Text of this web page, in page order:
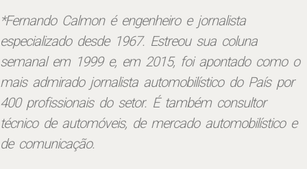
*Fernando Calmon é engenheiro e jornalista
especializado desde 1967. Estreou sua coluna
semanal em 1999 e, em 2015, foi apontado como o
mais admirado jornalista automobilístico do País por
400 profissionais do setor. É também consultor
técnico de automóveis, de mercado automobilístico e
de comunicação.